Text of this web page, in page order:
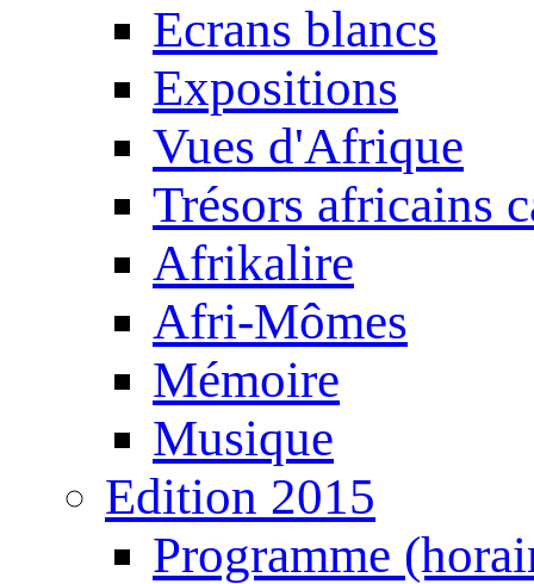
Ecrans blancs
Expositions
Vues d'Afrique
Trésors africains
Afrikalire
Afri-Mômes
Mémoire
Musique
Edition 2015
Programme